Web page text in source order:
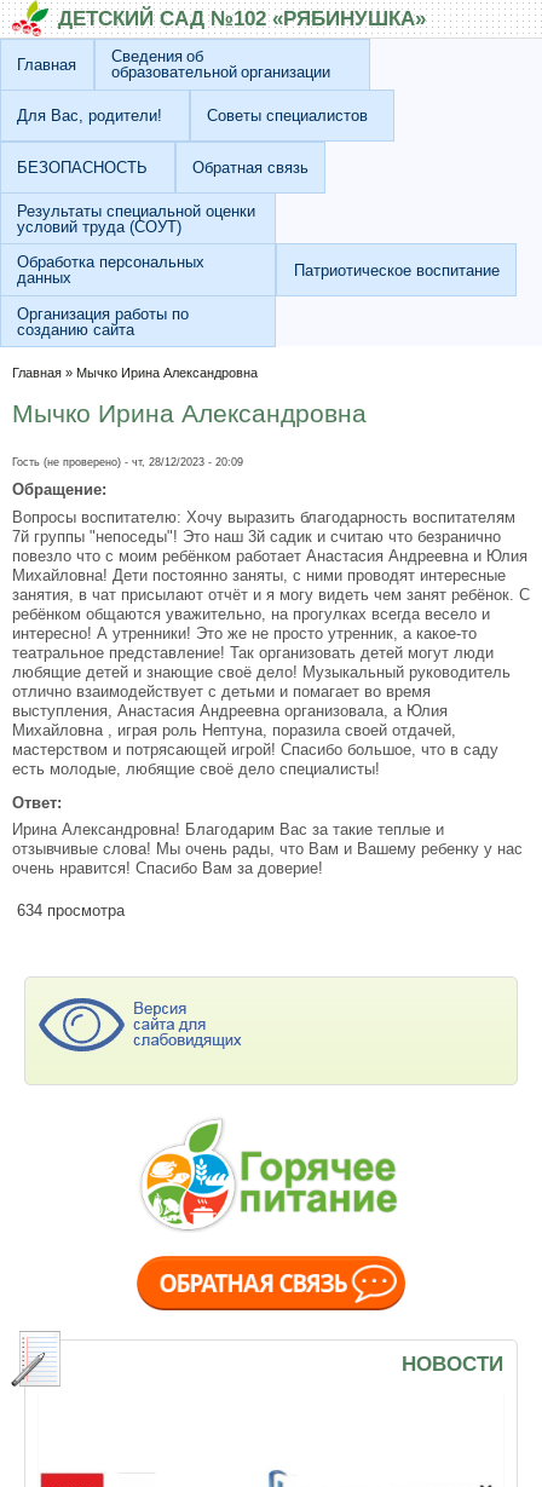
Перейти к основному содержанию
Skip to searchДЕТСКИЙ САД №102 «РЯБИНУШКА»
Главная
Сведения об
образовательной организации
Для Вас, родители! Советы специалистов
БЕЗОПАСНОСТЬ Обратная связь
Результаты специальной оценки
условий труда (СОУТ)
Обработка персональных
данных
Патриотическое воспитание
Организация работы по
созданию сайта
Вы здесь
Главная » Мычко Ирина Александровна
Мычко Ирина Александровна
Гость (не проверено) - чт, 28/12/2023 - 20:09
Обращение:
Вопросы воспитателю: Хочу выразить благодарность воспитателям
7й группы "непоседы"! Это наш 3й садик и считаю что безранично
повезло что с моим ребёнком работает Анастасия Андреевна и Юлия
Михайловна! Дети постоянно заняты, с ними проводят интересные
занятия, в чат присылают отчёт и я могу видеть чем занят ребёнок. С
ребёнком общаются уважительно, на прогулках всегда весело и
интересно! А утренники! Это же не просто утренник, а какое-то
театральное представление! Так организовать детей могут люди
любящие детей и знающие своё дело! Музыкальный руководитель
отлично взаимодействует с детьми и помагает во время
выступления, Анастасия Андреевна организовала, а Юлия
Михайловна , играя роль Нептуна, поразила своей отдачей,
мастерством и потрясающей игрой! Спасибо большое, что в саду
есть молодые, любящие своё дело специалисты!
Ответ:
Ирина Александровна! Благодарим Вас за такие теплые и
отзывчивые слова! Мы очень рады, что Вам и Вашему ребенку у нас
очень нравится! Спасибо Вам за доверие!
634 просмотра
НОВОСТИ